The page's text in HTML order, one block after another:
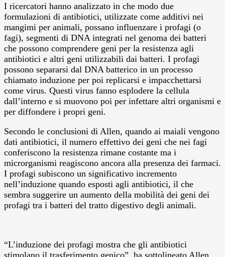
I ricercatori hanno analizzato in che modo due
formulazioni di antibiotici, utilizzate come additivi nei
mangimi per animali, possano influenzare i profagi (o
fagi), segmenti di DNA integrati nel genoma dei batteri
che possono comprendere geni per la resistenza agli
antibiotici e altri geni utilizzabili dai batteri. I profagi
possono separarsi dal DNA batterico in un processo
chiamato induzione per poi replicarsi e impacchettarsi
come virus. Questi virus fanno esplodere la cellula
dall’interno e si muovono poi per infettare altri organismi e
per diffondere i propri geni.
Secondo le conclusioni di Allen, quando ai maiali vengono
dati antibiotici, il numero effettivo dei geni che nei fagi
conferiscono la resistenza rimane costante ma i
microrganismi reagiscono ancora alla presenza dei farmaci.
I profagi subiscono un significativo incremento
nell’induzione quando esposti agli antibiotici, il che
sembra suggerire un aumento della mobilità dei geni dei
profagi tra i batteri del tratto digestivo degli animali.
“L’induzione dei profagi mostra che gli antibiotici
stimolano il trasferimento genico”, ha sottolineato Allen.